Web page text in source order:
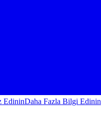
EdininDaha Fazla Bilgi Edinin